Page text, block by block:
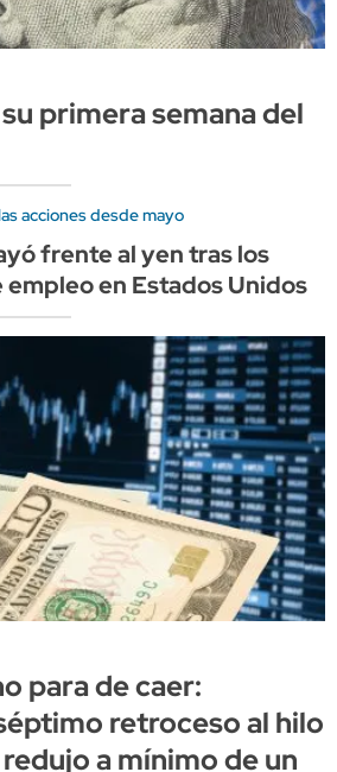
primera semana del
acciones desde mayo
frente al yen tras los
en Estados Unidos
para de caer:
retroceso al hilo
a mínimo de un